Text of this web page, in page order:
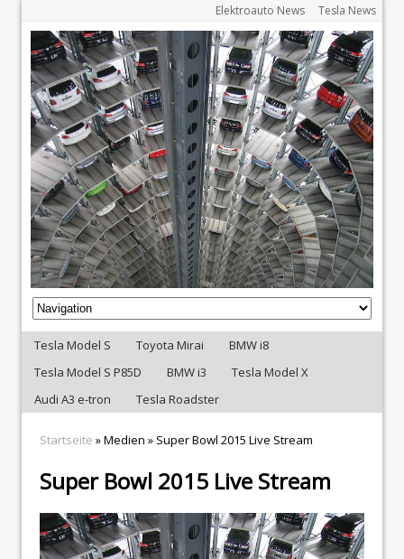
Elektroauto News Tesla News
Tesla Model S Toyota Mirai
BMW i8
Tesla Model S P85D
BMW i3
Tesla Model X
Audi A3 e-tron
Tesla Roadster
Startseite » Medien » Super Bowl 2015 Live Stream
Super Bowl 2015 Live Stream